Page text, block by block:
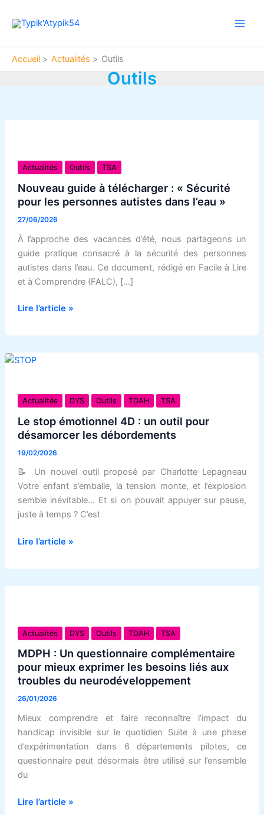
Accueil Actualités Outils
Outils
Actualités Outils TSA
Nouveau guide à télécharger : « Sécurité
pour les personnes autistes dans l’eau »
27/06/2026
À l’approche des vacances d’été, nous partageons un
guide pratique consacré à la sécurité des personnes
autistes dans l’eau. Ce document, rédigé en Facile à Lire
et à Comprendre (FALC), […]
guide
à
télécharger
:
«
Sécurité
pour
les
personnes
dans
»
Lire l’article »
Actualités DYS Outils TDAH TSA
Le stop émotionnel 4D : un outil pour
désamorcer les débordements
19/02/2026
📝 Un nouvel outil proposé par Charlotte Lepagneau
Votre enfant s’emballe, la tension monte, et l’explosion
semble inévitable… Et si on pouvait appuyer sur pause,
juste à temps ? C’est
stop
émotionnel
4D
un
outil
pour
désamorcer
les
Lire l’article »
Actualités DYS Outils TDAH TSA
MDPH : Un questionnaire complémentaire
pour mieux exprimer les besoins liés aux
troubles du neurodéveloppement
26/01/2026
Mieux comprendre et faire reconnaître l’impact du
handicap invisible sur le quotidien Suite à une phase
d’expérimentation dans 6 départements pilotes, ce
questionnaire peut désormais être utilisé sur l’ensemble
du
Un
questionnaire
complémentaire
mieux
exprimer
les
besoins
liés
aux
du
Lire l’article »